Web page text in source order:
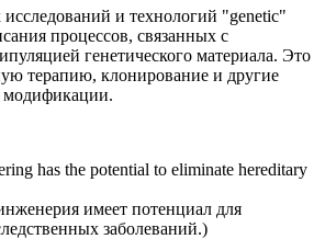
и технологий "genetic"
процессов, связанных с
генетического материала. Это
терапию, клонирование и другие
модификации.
has the potential to eliminate hereditary
имеет потенциал для
заболеваний.)